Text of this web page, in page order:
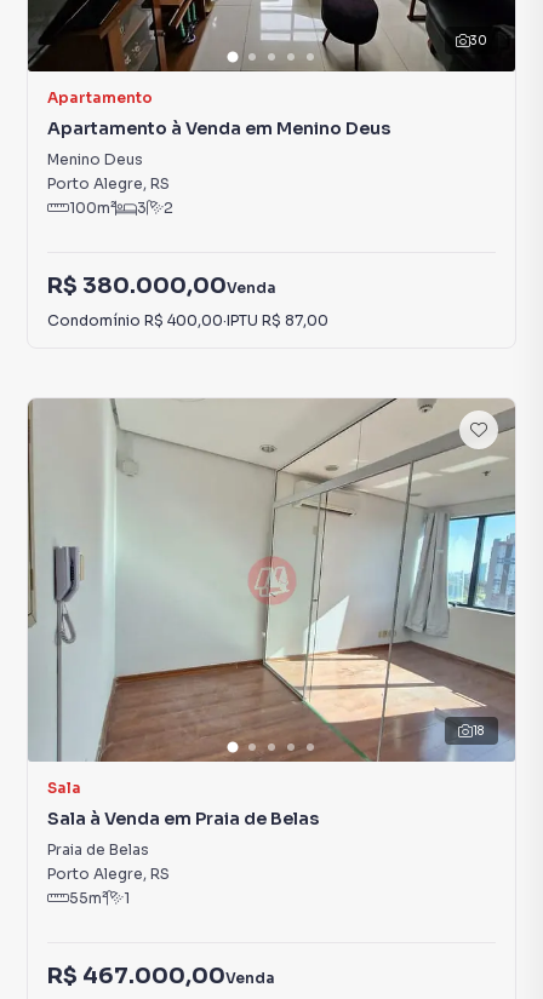
30
Apartamento
Apartamento à Venda em Menino Deus
Menino Deus
Porto Alegre, RS
100m² 3 2
R$ 380.000,00Venda
Condomínio R$ 400,00·IPTU R$ 87,00
18
Sala
Sala à Venda em Praia de Belas
Praia de Belas
Porto Alegre, RS
55m² 1
R$ 467.000,00Venda